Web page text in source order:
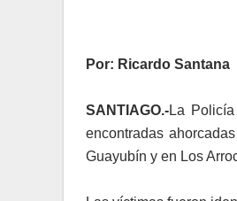
Por: Ricardo Santana
SANTIAGO.-La
encontradas
Guayubín y en Los